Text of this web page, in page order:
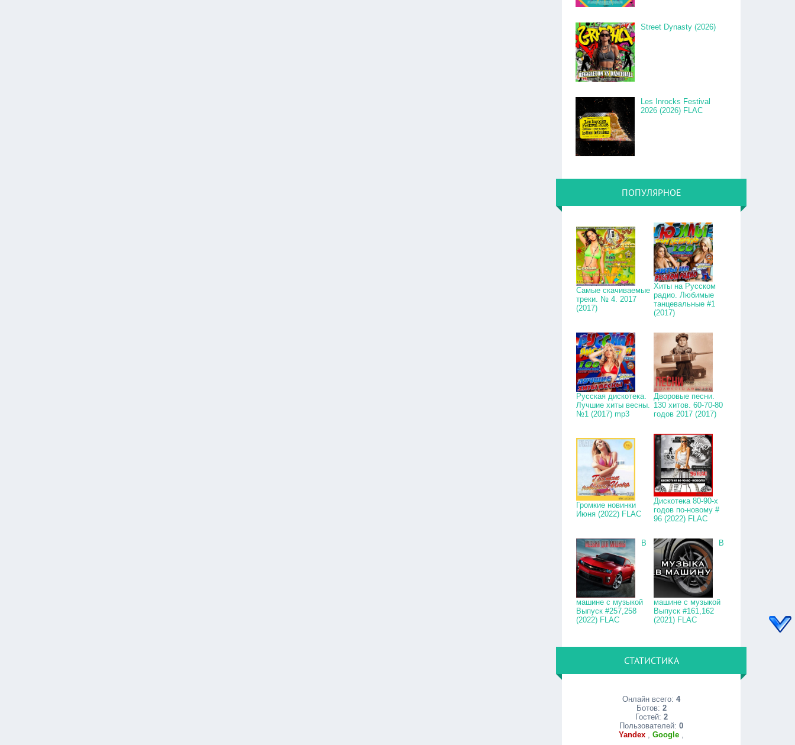
Street Dynasty (2026)
Les Inrocks Festival
2026 (2026) FLAC
ПОПУЛЯРНОЕ
Самые скачиваемые
треки. № 4. 2017
(2017)
Хиты на Русском
радио. Любимые
танцевальные #1
(2017)
Русская дискотека.
Лучшие хиты весны.
№1 (2017) mp3
Дворовые песни.
130 хитов. 60-70-80
годов 2017 (2017)
Громкие новинки
Июня (2022) FLAC
Дискотека 80-90-х
годов по-новому #
96 (2022) FLAC
В
машине с музыкой
Выпуск #257,258
(2022) FLAC
В
машине с музыкой
Выпуск #161,162
(2021) FLAC
СТАТИСТИКА
Онлайн всего:4
Ботов: 2
Гостей: 2
Пользователей:0
Yandex ,Google ,